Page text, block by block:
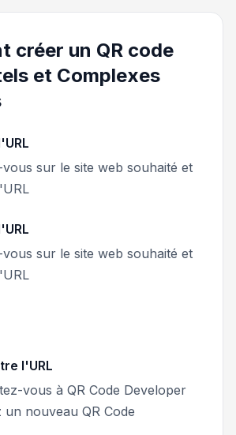
créer un QR code
et Complexes
vous sur le site web souhaité et
vous sur le site web souhaité et
l'URL
vous à QR Code Developer
un nouveau QR Code